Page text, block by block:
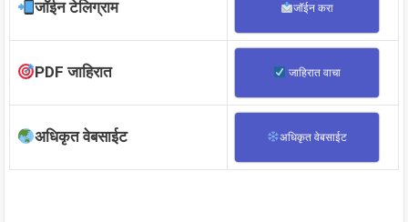
जॉईन टेलिग्राम जॉईन करा
PDF जाहिरात जाहिरात वाचा
अधिकृत वेबसाईट अधिकृत वेबसाईट